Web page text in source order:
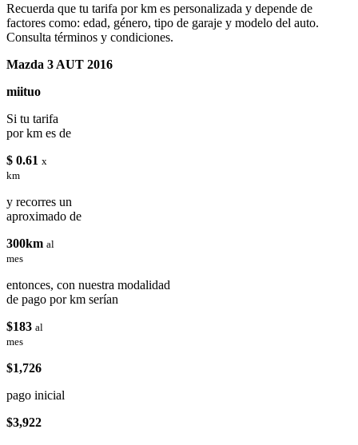
Recuerda que tu tarifa por km es personalizada y depende de
factores como: edad, género, tipo de garaje y modelo del auto.
Consulta términos y condiciones.
Mazda 3 AUT 2016
miituo
Si tu tarifa
por km es de
$ 0.61 x
km
y recorres un
aproximado de
300km al
mes
entonces, con nuestra modalidad
de pago por km serían
$183 al
mes
$1,726
pago inicial
$3,922